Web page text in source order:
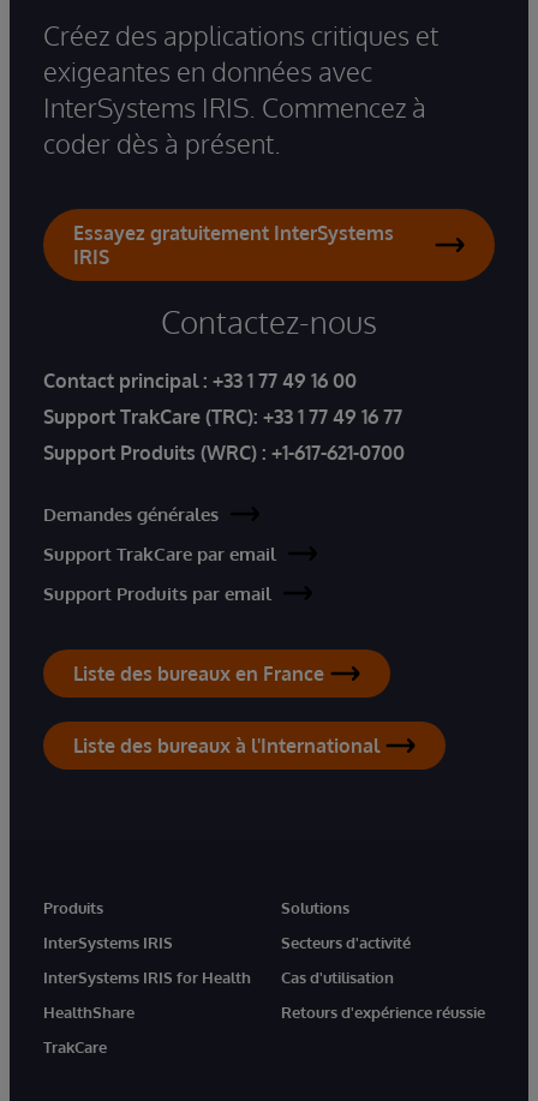
Créez des applications critiques et
exigeantes en données avec
InterSystems IRIS. Commencez à
coder dès à présent.
Essayez gratuitement InterSystems
IRIS
Contactez-nous
Contact principal : +33 1 77 49 16 00
Support TrakCare (TRC): +33 1 77 49 16 77
Support Produits (WRC) : +1-617-621-0700
Demandes générales
Support TrakCare par email
Support Produits par email
Liste des bureaux en France
Liste des bureaux à l'International
Produits
InterSystems IRIS
InterSystems IRIS for Health
HealthShare
TrakCare
Solutions
Secteurs d'activité
Cas d'utilisation
Retours d'expérience réussie